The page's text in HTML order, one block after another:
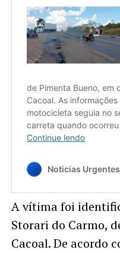
A vítima foi
Storari do Carmo,
Cacoal. De acordo